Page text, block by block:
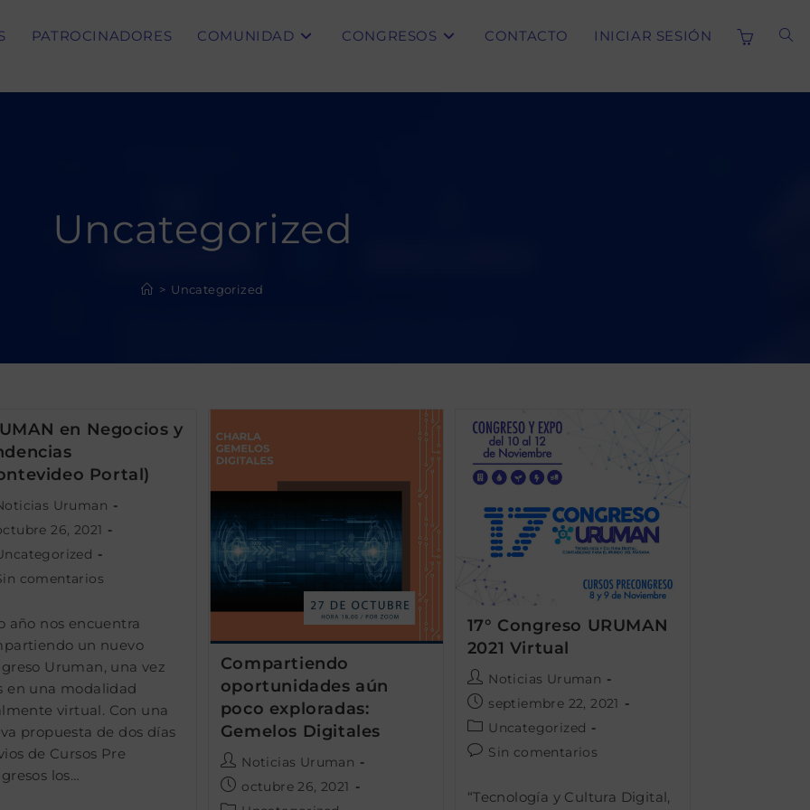
PATROCINADORES COMUNIDAD CONGRESOS CONTACTO INICIAR SESIÓN
Uncategorized
> Uncategorized
en Negocios y
Portal)
Uruman
26, 2021
comentarios
año nos encuentra
un nuevo
Uruman, una vez
en una modalidad
virtual. Con una
propuesta de dos días
de Cursos Pre
los…
Compartiendo
oportunidades aún
poco exploradas:
Gemelos Digitales
Autor
de
Noticias Uruman
Publicación
de
octubre 26, 2021
17° Congreso URUMAN
2021 Virtual
Autor
de
entrada:
Noticias Uruman
Publicación
de
la
entrada:
septiembre 22, 2021
Categoría
de
Uncategorized
Comentarios
la
Sin comentarios
“Tecnología y Cultura Digital,